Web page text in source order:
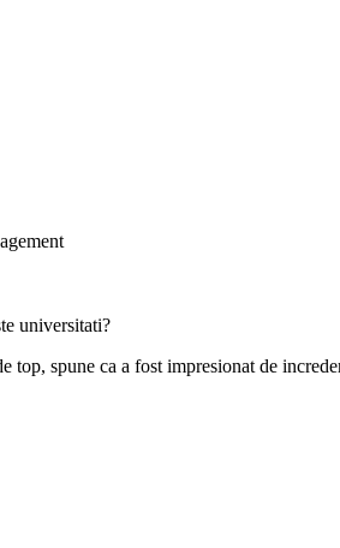
universitati?
spune ca a fost impresionat de